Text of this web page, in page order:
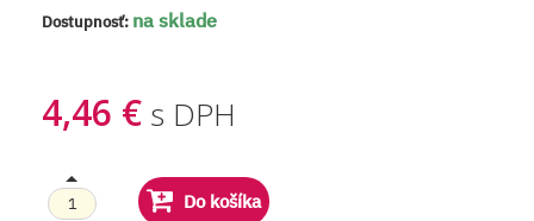
Dostupnosť: na sklade
4,46 € s DPH
Do košíka